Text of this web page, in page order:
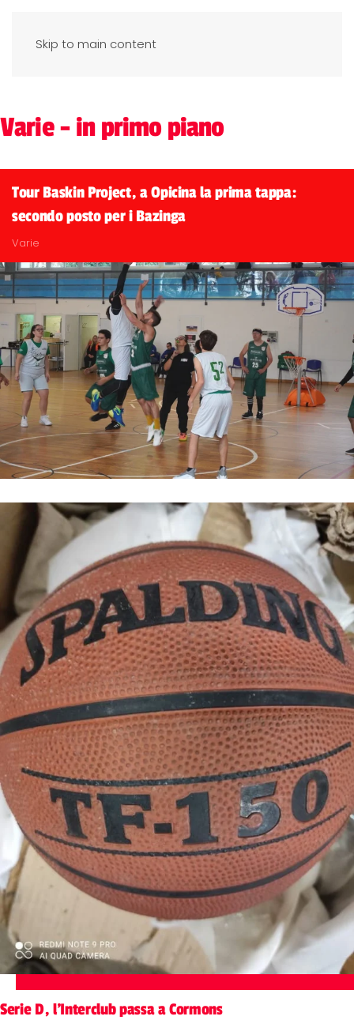
Skip to main content
Varie - in primo piano
Tour Baskin Project, a Opicina la prima tappa:
secondo posto per i Bazinga
Varie
Serie D, l'Interclub passa a Cormons